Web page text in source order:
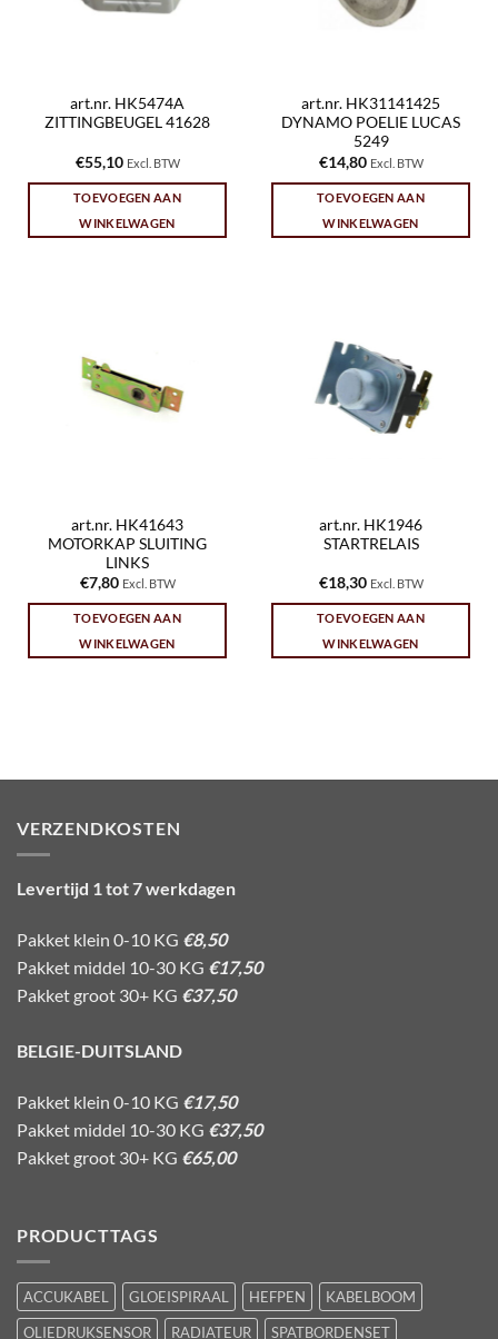
art.nr. HK5474A
ZITTINGBEUGEL 41628
€55,10 Excl. BTW
TOEVOEGEN AAN
WINKELWAGEN
art.nr. HK31141425
DYNAMO POELIE LUCAS
5249
€14,80 Excl. BTW
TOEVOEGEN AAN
WINKELWAGEN
art.nr. HK41643
MOTORKAP SLUITING
LINKS
€7,80 Excl. BTW
TOEVOEGEN AAN
WINKELWAGEN
art.nr. HK1946
STARTRELAIS
€18,30 Excl. BTW
TOEVOEGEN AAN
WINKELWAGEN
VERZENDKOSTEN
Levertijd 1 tot 7 werkdagen
Pakket klein 0-10 KG €8,50
Pakket middel 10-30 KG €17,50
Pakket groot 30+ KG €37,50
BELGIE-DUITSLAND
Pakket klein 0-10 KG €17,50
Pakket middel 10-30 KG €37,50
Pakket groot 30+ KG €65,00
PRODUCTTAGS
ACCUKABEL GLOEISPIRAAL HEFPEN
KABELBOOM
OLIEDRUKSENSOR
RADIATEUR
SPATBORDENSET